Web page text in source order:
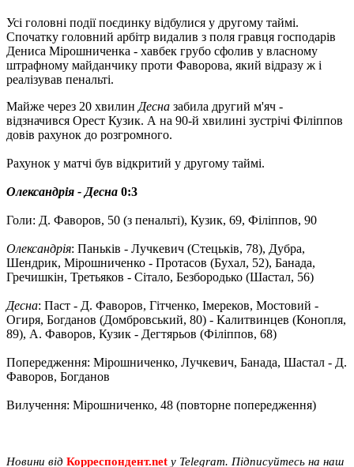
Усі головні події поєдинку відбулися у другому таймі.
Спочатку головний арбітр видалив з поля гравця господарів
Дениса Мірошниченка - хавбек грубо сфолив у власному
штрафному майданчику проти Фаворова, який відразу ж і
реалізував пенальті.
Майже через 20 хвилин Десна забила другий м'яч -
відзначився Орест Кузик. А на 90-й хвилині зустрічі Філіппов
довів рахунок до розгромного.
Рахунок у матчі був відкритий у другому таймі.
Олександрія - Десна 0:3
Голи: Д. Фаворов, 50 (з пенальті), Кузик, 69, Філіппов, 90
Олександрія: Паньків - Лучкевич (Стецьків, 78), Дубра,
Шендрик, Мірошниченко - Протасов (Бухал, 52), Банада,
Гречишкін, Третьяков - Сітало, Безбородько (Шастал, 56)
Десна: Паст - Д. Фаворов, Гітченко, Імереков, Мостовий -
Огиря, Богданов (Домбровський, 80) - Калитвинцев (Конопля,
89), А. Фаворов, Кузик - Дегтярьов (Філіппов, 68)
Попередження: Мірошниченко, Лучкевич, Банада, Шастал - Д.
Фаворов, Богданов
Вилучення: Мірошниченко, 48 (повторне попередження)
Новини від Корреспондент.net у Telegram. Підписуйтесь на наш